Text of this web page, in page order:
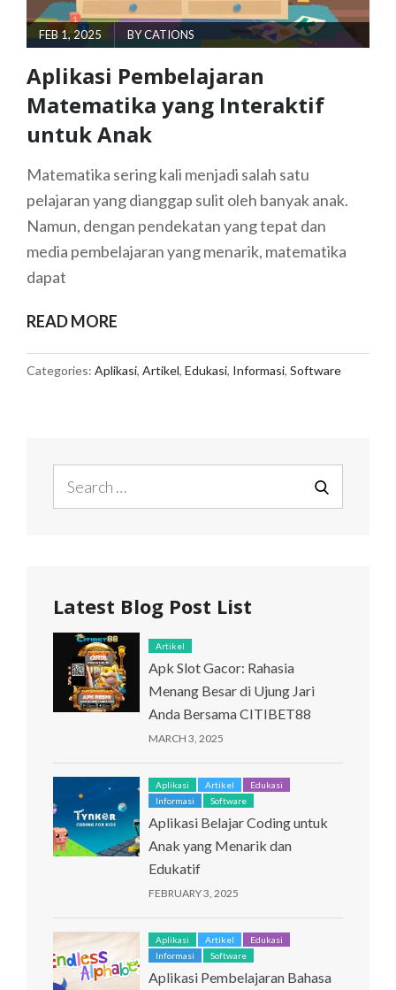
POSTED
ON
FEB 1, 2025 BYCATIONS
Aplikasi Pembelajaran
Matematika yang Interaktif
untuk Anak
Matematika sering kali menjadi salah satu
pelajaran yang dianggap sulit oleh banyak anak.
Namun, dengan pendekatan yang tepat dan
media pembelajaran yang menarik, matematika
dapat
READ MORE
MATEMATIKA
Categories: Aplikasi, Artikel, Edukasi, Informasi, Software
for:
SEARCH
Latest Blog Post List
Artikel
Apk Slot Gacor: Rahasia
Menang Besar di Ujung Jari
Anda Bersama CITIBET88
MARCH 3, 2025
Aplikasi Artikel
Edukasi
Informasi
Software
Aplikasi Belajar Coding untuk
Anak yang Menarik dan
Edukatif
FEBRUARY 3, 2025
Aplikasi Artikel
Edukasi
Informasi
Software
Aplikasi Pembelajaran Bahasa